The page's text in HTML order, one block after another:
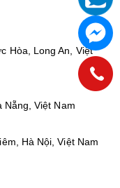
Hòa, Long An, Việt
Việt Nam
Hà Nội, Việt Nam